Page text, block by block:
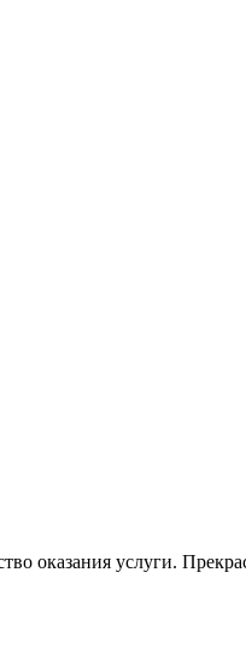
оказания услуги.